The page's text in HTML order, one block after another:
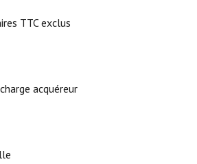
TTC exclus
acquéreur